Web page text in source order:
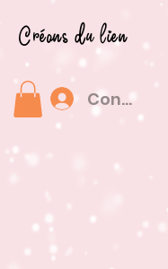
Créons du lien
Connexion